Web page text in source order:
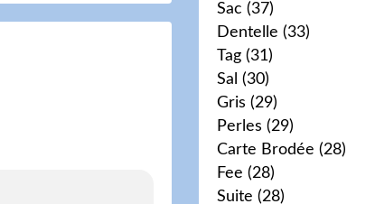
Sac (37)
Dentelle (33)
Tag (31)
Sal (30)
Gris (29)
Perles (29)
Carte Brodée (28)
Fee (28)
Suite (28)